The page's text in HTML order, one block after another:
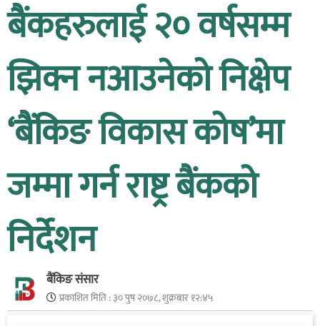
बैंकहरुलाई २० वर्षसम्म
झिक्न नआउनेको निक्षेप
‘बैंकिङ विकास कोष’मा
जम्मा गर्न राष्ट्र बैंकको
निर्देशन
बैंकिङ संसार
प्रकाशित मिति :३० पुष २०७८, शुक्रबार १२:४५